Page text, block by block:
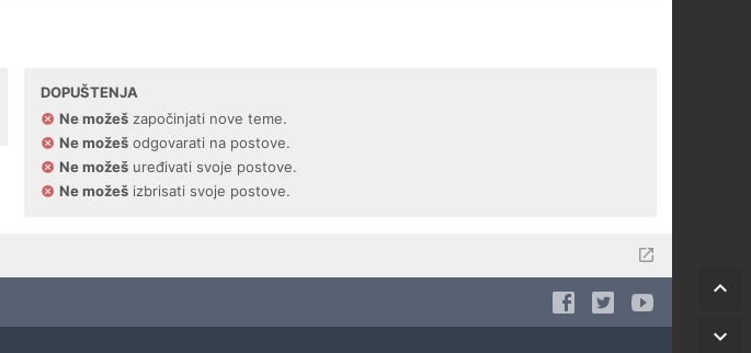
DOPUŠTENJA
Ne možešzapočinjati nove teme.
Ne možešodgovarati na postove.
Ne možešuređivati svoje postove.
Ne možešizbrisati svoje postove.